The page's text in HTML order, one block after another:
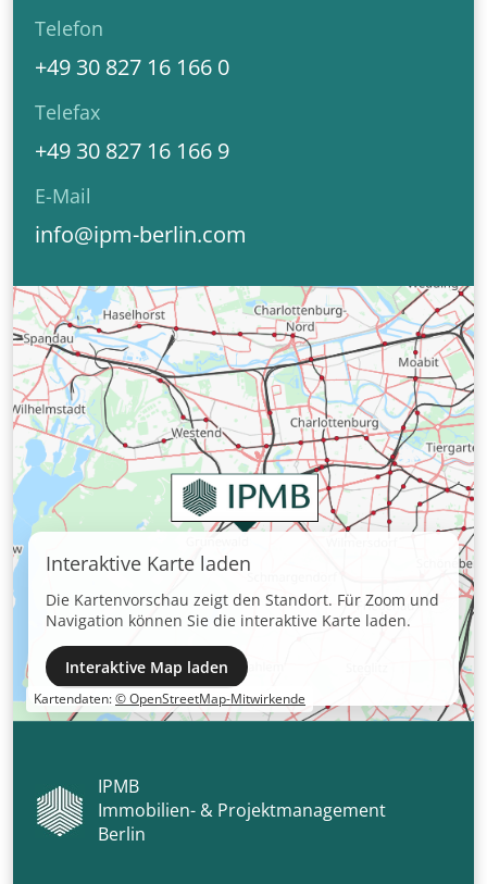
Telefon
+49 30 827 16 166 0
Telefax
+49 30 827 16 166 9
E-Mail
info@ipm-berlin.com
Interaktive Karte laden
Die Kartenvorschau zeigt den Standort. Für Zoom und
Navigation können Sie die interaktive Karte laden.
Interaktive Map laden
Kartendaten:© OpenStreetMap-Mitwirkende
IPMB
Immobilien- & Projektmanagement
Berlin